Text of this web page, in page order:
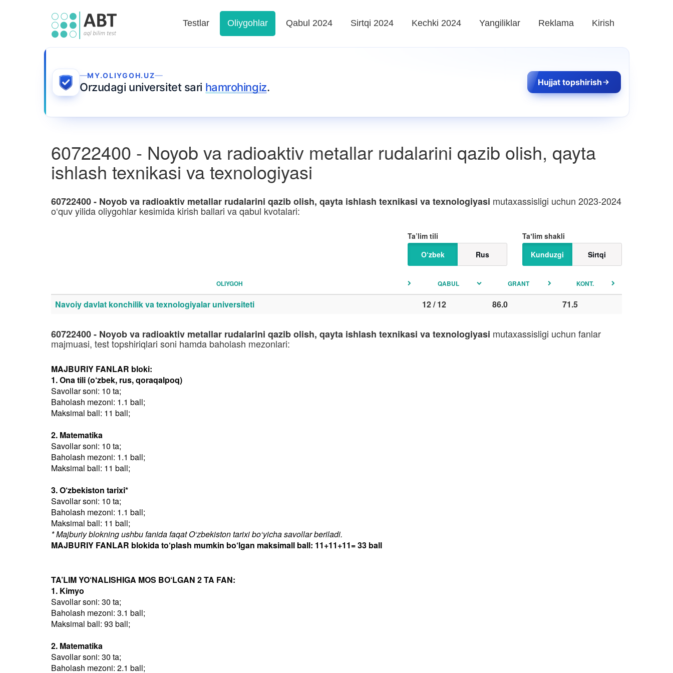
Testlar Oliygohlar Qabul 2024 Sirtqi 2024 Kechki 2024 Yangiliklar Reklama Kirish
MY.OLIYGOH.UZ
Orzudagi universitet sari hamrohingiz. Hujjat topshirish
60722400 - Noyob va radioaktiv metallar rudalarini qazib olish, qayta
ishlash texnikasi va texnologiyasi
60722400 - Noyob va radioaktiv metallar rudalarini qazib olish, qayta ishlash texnikasi va texnologiyasi mutaxassisligi uchun 2023-2024
o‘quv yilida oliygohlar kesimida kirish ballari va qabul kvotalari:
Taʼlim shakli
Kunduzgi
Sirtqi
Ta’lim tili
O‘zbek
Rus
OLIYGOH QABUL GRANT KONT.
Navoiy davlat konchilik va texnologiyalar universiteti 12 / 12 86.0 71.5
60722400 - Noyob va radioaktiv metallar rudalarini qazib olish, qayta ishlash texnikasi va texnologiyasi mutaxassisligi uchun fanlar
majmuasi, test topshiriqlari soni hamda baholash mezonlari:
MAJBURIY FANLAR bloki:
1. Ona tili (o‘zbek, rus, qoraqalpoq)
Savollar soni: 10 ta;
Baholash mezoni: 1.1 ball;
Maksimal ball: 11 ball;
2. Matematika
Savollar soni: 10 ta;
Baholash mezoni: 1.1 ball;
Maksimal ball: 11 ball;
3. O‘zbekiston tarixi*
Savollar soni: 10 ta;
Baholash mezoni: 1.1 ball;
Maksimal ball: 11 ball;
* Majburiy blokning ushbu fanida faqat O‘zbekiston tarixi bo‘yicha savollar beriladi.
MAJBURIY FANLAR blokida to‘plash mumkin bo‘lgan maksimall ball: 11+11+11= 33 ball
TA’LIM YO‘NALISHIGA MOS BO‘LGAN 2 TA FAN:
1. Kimyo
Savollar soni: 30 ta;
Baholash mezoni: 3.1 ball;
Maksimal ball: 93 ball;
2. Matematika
Savollar soni: 30 ta;
Baholash mezoni: 2.1 ball;